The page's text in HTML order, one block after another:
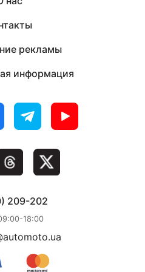
рекламы
информация
209-202
18:00